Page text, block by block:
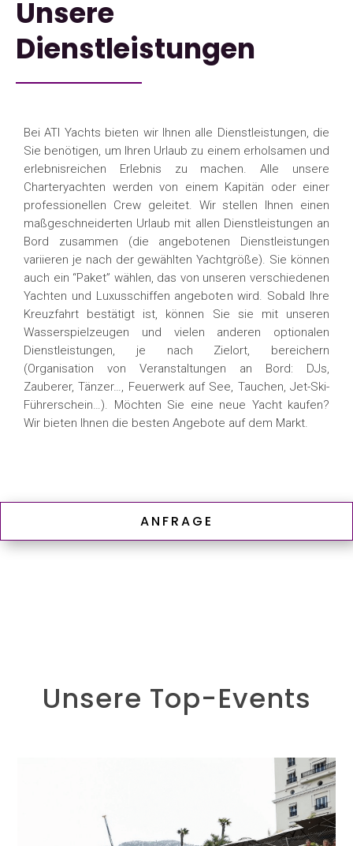
Unsere
Dienstleistungen
Bei ATI Yachts bieten wir Ihnen alle Dienstleistungen, die
Sie benötigen, um Ihren Urlaub zu einem erholsamen und
erlebnisreichen Erlebnis zu machen. Alle unsere
Charteryachten werden von einem Kapitän oder einer
professionellen Crew geleitet. Wir stellen Ihnen einen
maßgeschneiderten Urlaub mit allen Dienstleistungen an
Bord zusammen (die angebotenen Dienstleistungen
variieren je nach der gewählten Yachtgröße). Sie können
auch ein “Paket” wählen, das von unseren verschiedenen
Yachten und Luxusschiffen angeboten wird. Sobald Ihre
Kreuzfahrt bestätigt ist, können Sie sie mit unseren
Wasserspielzeugen und vielen anderen optionalen
Dienstleistungen, je nach Zielort, bereichern
(Organisation von Veranstaltungen an Bord: DJs,
Zauberer, Tänzer…, Feuerwerk auf See, Tauchen, Jet-Ski-
Führerschein…). Möchten Sie eine neue Yacht kaufen?
Wir bieten Ihnen die besten Angebote auf dem Markt.
ANFRAGE
Unsere Top-Events